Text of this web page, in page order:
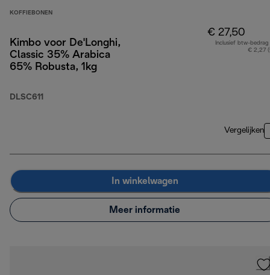
KOFFIEBONEN
Kimbo voor De'Longhi,
Classic 35% Arabica
65% Robusta, 1kg
DLSC611
€ 27,50
Inclusief btw-bedrag
€ 2,27
Vergelijken
In winkelwagen
Meer informatie